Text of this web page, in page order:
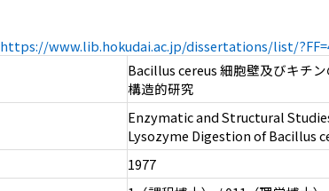
https://www.lib.hokudai.ac.jp/dissertations/list/
Bacillus cereus 細胞壁及びキチ
構造的研究
Enzymatic and Structural
Lysozyme Digestion of Bacillus
1977